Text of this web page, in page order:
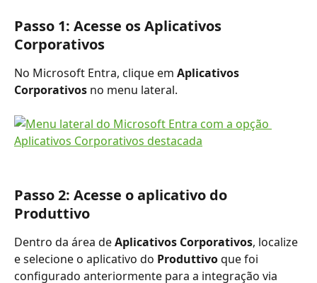
Passo 1: Acesse os Aplicativos
Corporativos
No Microsoft Entra, clique em Aplicativos
Corporativos no menu lateral.
Passo 2: Acesse o aplicativo do
Produttivo
Dentro da área de Aplicativos Corporativos, localize
e selecione o aplicativo do Produttivo que foi
configurado anteriormente para a integração via